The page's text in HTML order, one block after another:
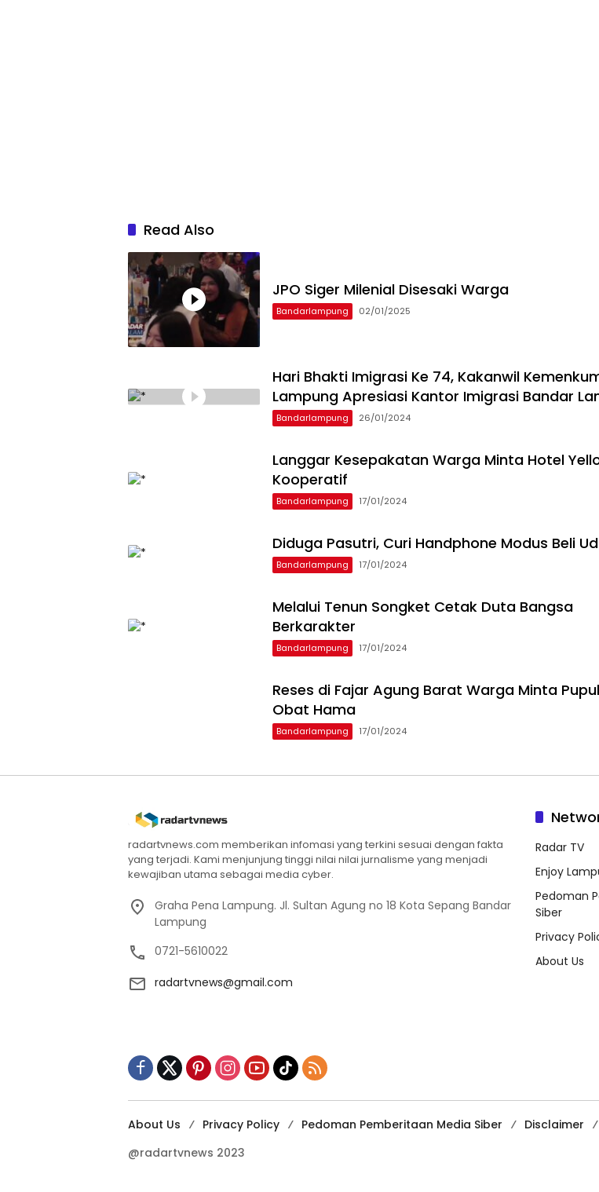
Read Also
JPO Siger Milenial Disesaki Warga
Bandarlampung 02/01/2025
Hari Bhakti Imigrasi Ke 74, Kakanwil
Lampung Apresiasi Kantor Imigrasi Bandar
Bandarlampung 26/01/2024
Langgar Kesepakatan Warga Minta Hotel
Kooperatif
Bandarlampung 17/01/2024
Diduga Pasutri, Curi Handphone Modus Beli
Bandarlampung 17/01/2024
Melalui Tenun Songket Cetak Duta Bangsa
Berkarakter
Bandarlampung 17/01/2024
Reses di Fajar Agung Barat Warga Minta
Obat Hama
Bandarlampung 17/01/2024
radartvnews.com memberikan infomasi yang terkini sesuai dengan fakta
yang terjadi. Kami menjunjung tinggi nilai nilai jurnalisme yang menjadi
kewajiban utama sebagai media cyber.
Graha Pena Lampung. Jl. Sultan Agung no 18 Kota Sepang Bandar
Lampung
0721-5610022
radartvnews@gmail.com
Radar TV
Enjoy
Pedoman
Siber
Privacy
About Us
About Us Privacy Policy Pedoman Pemberitaan Media Siber Disclaimer
@radartvnews 2023